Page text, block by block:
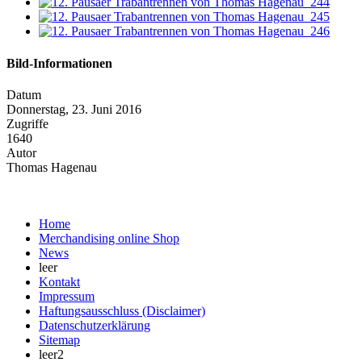
Bild-Informationen
Datum
Donnerstag, 23. Juni 2016
Zugriffe
1640
Autor
Thomas Hagenau
Home
Merchandising online Shop
News
leer
Kontakt
Impressum
Haftungsausschluss (Disclaimer)
Datenschutzerklärung
Sitemap
leer2